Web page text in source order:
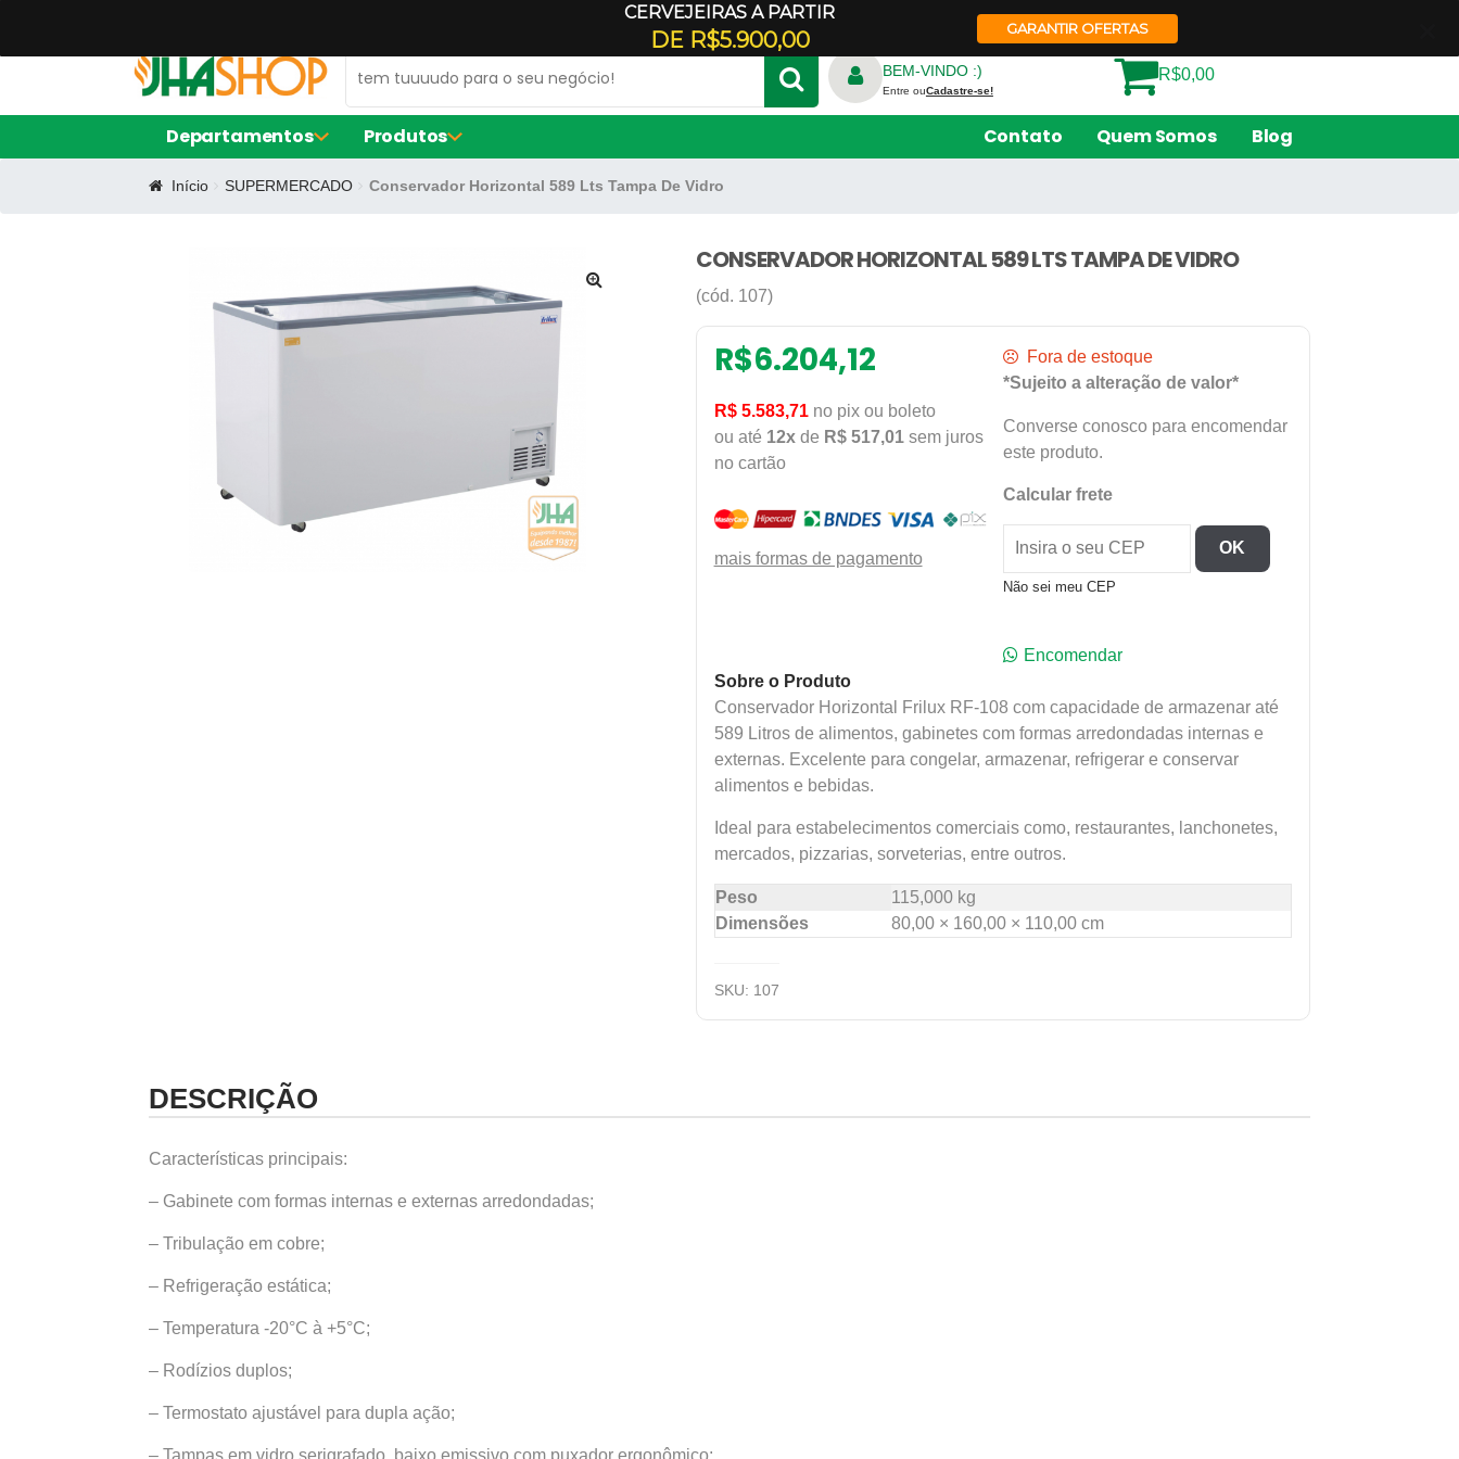
CERVEJEIRAS A PARTIR
DE R$5.900,00 GARANTIR OFERTAS Quem Somos
BEM-VINDO :)
Entre ouCadastre-se!
R$0,00
Departamentos
AMACIADOR DE CARNE
BALCÃO DE SERVIÇO
FORNO ELÉTRICO
FORNO REFRATÁRIO
GELADEIRA COMERCIAL
PANELA DE FERRO
REFRESQUEIRA
Produtos Contato Quem Somos Blog
Início SUPERMERCADO Conservador Horizontal 589 Lts Tampa De Vidro
CONSERVADOR HORIZONTAL 589 LTS TAMPA DE VIDRO
(cód. 107)
R$6.204,12
R$ 5.583,71no pix ou boleto
ou até 12xde R$ 517,01sem juros
no cartão
mais formas de pagamento
Fora de estoque
*Sujeito a alteração de valor*
Converse conosco para encomendar
este produto.
Calcular frete
OK
Não sei meu CEP
Encomendar
Sobre o Produto
Conservador Horizontal Frilux RF-108 com capacidade de armazenar até
589 Litros de alimentos, gabinetes com formas arredondadas internas e
externas. Excelente para congelar, armazenar, refrigerar e conservar
alimentos e bebidas.
Ideal para estabelecimentos comerciais como, restaurantes, lanchonetes,
mercados, pizzarias, sorveterias, entre outros.
Peso
115,000 kg
Dimensões
80,00 × 160,00 × 110,00 cm
SKU: 107
DESCRIÇÃO
Características principais:
– Gabinete com formas internas e externas arredondadas;
– Tribulação em cobre;
– Refrigeração estática;
– Temperatura -20°C à +5°C;
– Rodízios duplos;
– Termostato ajustável para dupla ação;
– Tampas em vidro serigrafado, baixo emissivo com puxador ergonômico;